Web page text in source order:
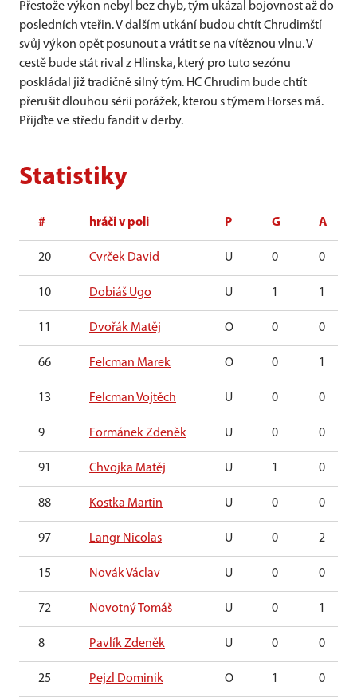
Přestože výkon nebyl bez chyb, tým ukázal bojovnost až do
posledních vteřin. V dalším utkání budou chtít Chrudimští
svůj výkon opět posunout a vrátit se na vítěznou vlnu. V
cestě bude stát rival z Hlinska, který pro tuto sezónu
poskládal již tradičně silný tým. HC Chrudim bude chtít
přerušit dlouhou sérii porážek, kterou s týmem Horses má.
Přijďte ve středu fandit v derby.
Statistiky
# hráči v poli P G A
20 Cvrček David U 0 0
10 Dobiáš Ugo U 1 1
11 Dvořák Matěj O 0 0
66 Felcman Marek O 0 1
13 Felcman Vojtěch U 0 0
9 Formánek Zdeněk U 0 0
91 Chvojka Matěj U 1 0
88 Kostka Martin U 0 0
97 Langr Nicolas U 0 2
15 Novák Václav U 0 0
72 Novotný Tomáš U 0 1
8 Pavlík Zdeněk U 0 0
25 Pejzl Dominik O 1 0